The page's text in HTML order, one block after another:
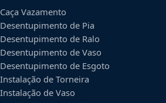
Caça Vazamento
Desentupimento de Pia
Desentupimento de Ralo
Desentupimento de Vaso
Desentupimento de Esgoto
Instalação de Torneira
Instalação de Vaso